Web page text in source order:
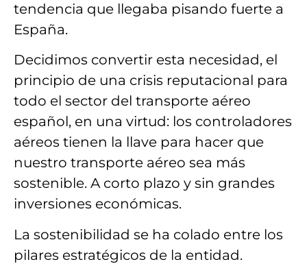
tendencia que llegaba pisando fuerte a
España.
Decidimos convertir esta necesidad, el
principio de una crisis reputacional para
todo el sector del transporte aéreo
español, en una virtud: los controladores
aéreos tienen la llave para hacer que
nuestro transporte aéreo sea más
sostenible. A corto plazo y sin grandes
inversiones económicas.
La sostenibilidad se ha colado entre los
pilares estratégicos de la entidad.